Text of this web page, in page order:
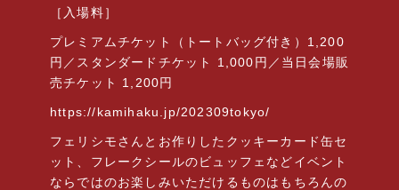
［入場料］
プレミアムチケット（トートバッグ付き） 1,200
円／スタンダードチケット
1,000円／当日会場販
売チケット
1,200円
https://kamihaku.jp/202309tokyo/
フェリシモさんとお作りしたクッキーカード缶セ
ット、フレークシールのビュッフェなどイベント
ならではのお楽しみいただけるものはもちろんの